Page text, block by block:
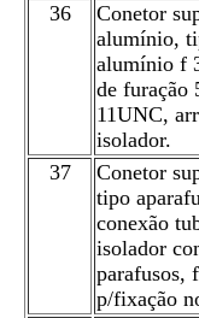
36
Conetor
alumínio,
alumínio f
de furação
11UNC,
isolador.
37
Conetor
tipo
conexão
isolador
parafusos,
p/fixação